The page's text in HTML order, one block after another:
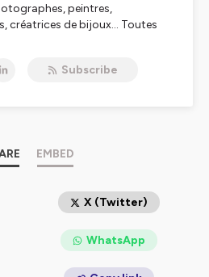
peintres,
créatrices de bijoux... Toutes
ausha.co/politique-de-
Subscribe
EMBED
X (Twitter)
WhatsApp